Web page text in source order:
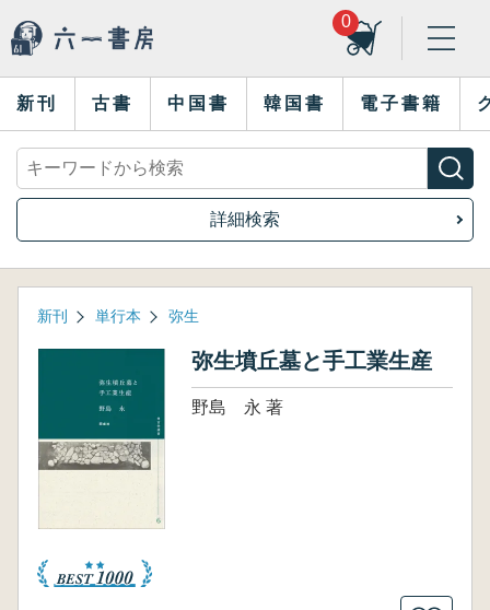
0
新刊 古書 中国書 韓国書 電子書籍
詳細検索
新刊 単行本 弥生
弥生墳丘墓と手工業生産
野島 永 著